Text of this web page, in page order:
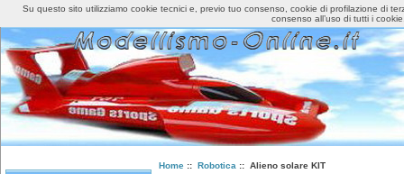
Home Accedi
Home:: Robotica :: Alieno solare KIT
Su questo sito utilizziamo cookie tecnici e, previo tuo consenso, cookie di profilazione di
consenso all’uso di tutti i